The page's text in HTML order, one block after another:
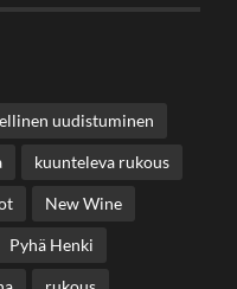
uudistuminen
kuunteleva rukous
New Wine
Pyhä Henki